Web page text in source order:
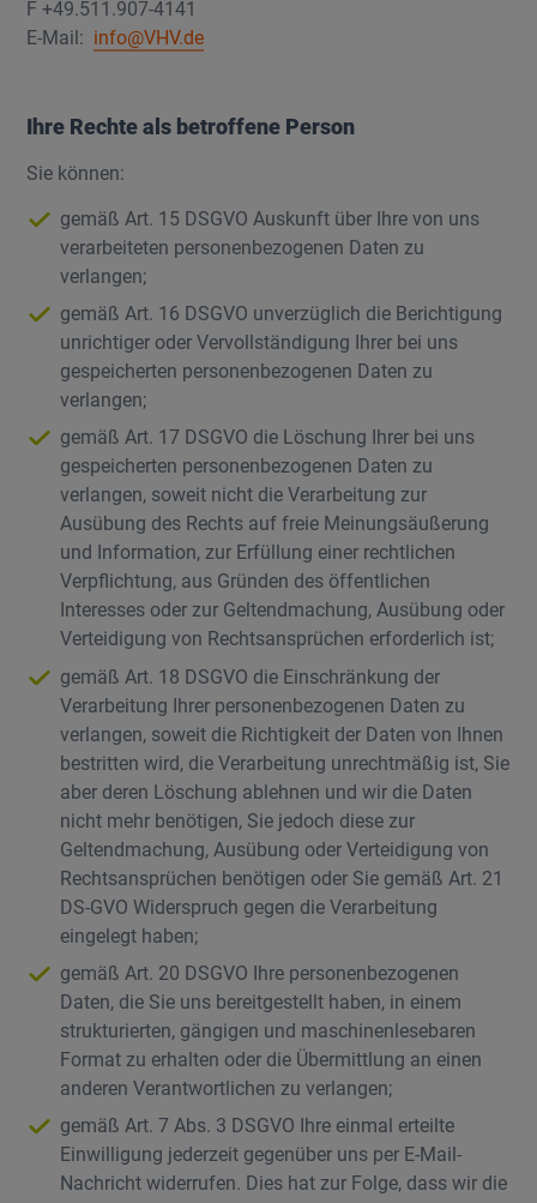
F +49.511.907-4141
E-Mail: info@VHV.de
Ihre Rechte als betroffene Person
Sie können:
gemäß Art. 15 DSGVO Auskunft über Ihre von uns
verarbeiteten personenbezogenen Daten zu
verlangen;
gemäß Art. 16 DSGVO unverzüglich die Berichtigung
unrichtiger oder Vervollständigung Ihrer bei uns
gespeicherten personenbezogenen Daten zu
verlangen;
gemäß Art. 17 DSGVO die Löschung Ihrer bei uns
gespeicherten personenbezogenen Daten zu
verlangen, soweit nicht die Verarbeitung zur
Ausübung des Rechts auf freie Meinungsäußerung
und Information, zur Erfüllung einer rechtlichen
Verpflichtung, aus Gründen des öffentlichen
Interesses oder zur Geltendmachung, Ausübung oder
Verteidigung von Rechtsansprüchen erforderlich ist;
gemäß Art. 18 DSGVO die Einschränkung der
Verarbeitung Ihrer personenbezogenen Daten zu
verlangen, soweit die Richtigkeit der Daten von Ihnen
bestritten wird, die Verarbeitung unrechtmäßig ist, Sie
aber deren Löschung ablehnen und wir die Daten
nicht mehr benötigen, Sie jedoch diese zur
Geltendmachung, Ausübung oder Verteidigung von
Rechtsansprüchen benötigen oder Sie gemäß Art. 21
DS-GVO Widerspruch gegen die Verarbeitung
eingelegt haben;
gemäß Art. 20 DSGVO Ihre personenbezogenen
Daten, die Sie uns bereitgestellt haben, in einem
strukturierten, gängigen und maschinenlesebaren
Format zu erhalten oder die Übermittlung an einen
anderen Verantwortlichen zu verlangen;
gemäß Art. 7 Abs. 3 DSGVO Ihre einmal erteilte
Einwilligung jederzeit gegenüber uns per E-Mail-
Nachricht widerrufen. Dies hat zur Folge, dass wir die